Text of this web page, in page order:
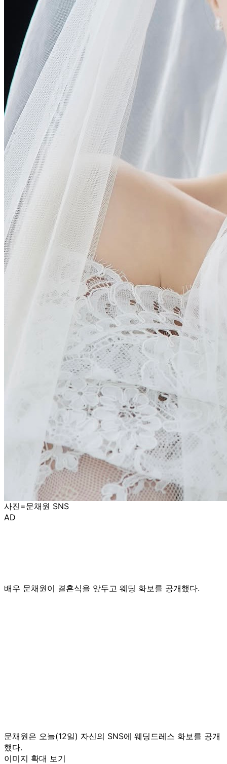
사진=문채원 SNS
AD
배우 문채원이 결혼식을 앞두고 웨딩 화보를 공개했다.
문채원은 오늘(12일) 자신의 SNS에 웨딩드레스 화보를 공개
했다.
이미지 확대 보기